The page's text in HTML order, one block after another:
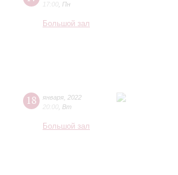
17:00 Пн
Большой зал
18 января 2022
20:00 Вт
Большой зал